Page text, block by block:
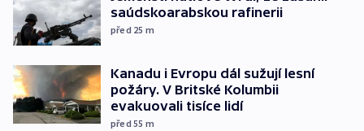
saúdskoarabskou rafinerii
před 25 m
Kanadu i Evropu dál sužují lesní
požáry. V Britské Kolumbii
evakuovali tisíce lidí
před 55 m